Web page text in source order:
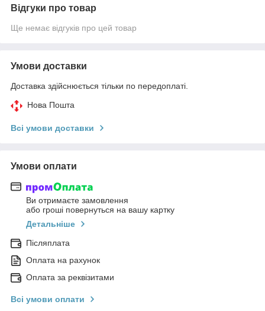
Відгуки про товар
Ще немає відгуків про цей товар
Умови доставки
Доставка здійснюється тільки по передоплаті.
Нова Пошта
Всі умови доставки
Умови оплати
Ви отримаєте замовлення
або гроші повернуться на вашу картку
Детальніше
Післяплата
Оплата на рахунок
Оплата за реквізитами
Всі умови оплати